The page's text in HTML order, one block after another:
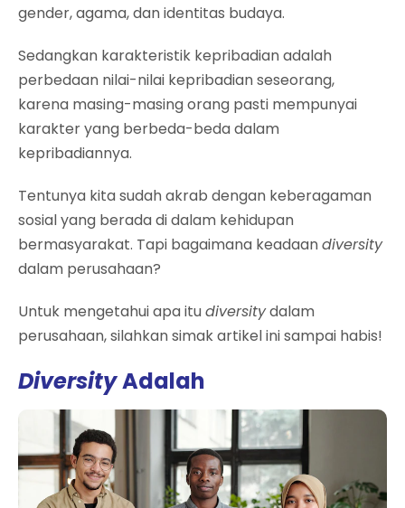
gender, agama, dan identitas budaya.
Sedangkan karakteristik kepribadian adalah
perbedaan nilai-nilai kepribadian seseorang,
karena masing-masing orang pasti mempunyai
karakter yang berbeda-beda dalam
kepribadiannya.
Tentunya kita sudah akrab dengan keberagaman
sosial yang berada di dalam kehidupan
bermasyarakat. Tapi bagaimana keadaandiversity
dalam perusahaan?
Untuk mengetahui apa itudiversitydalam
perusahaan, silahkan simak artikel ini sampai habis!
DiversityAdalah